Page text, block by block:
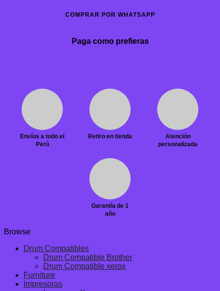
COMPRAR POR WHATSAPP
Paga como prefieras
Envíos a todo el
Perú
Retiro en tienda
Atención
personalizada
Garantía de 1
año
Browse
Drum Compatibles
Drum Compatible Brother
Drum Compatible xerox
Furniture
Impresoras